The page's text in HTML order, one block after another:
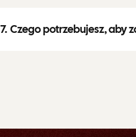
Czego potrzebujesz, aby